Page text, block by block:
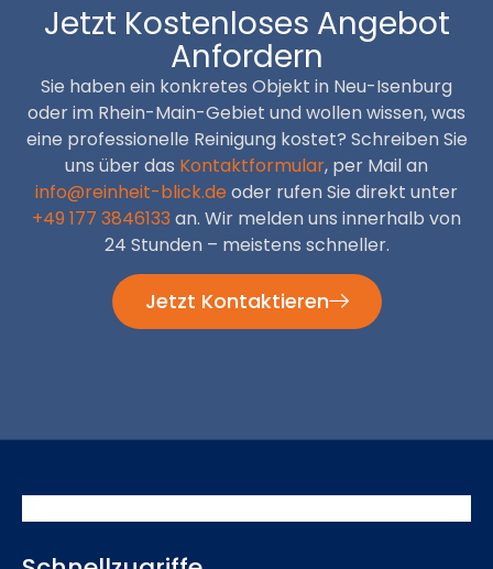
Jetzt Kostenloses Angebot
Anfordern
Sie haben ein konkretes Objekt in Neu-Isenburg
oder im Rhein-Main-Gebiet und wollen wissen, was
eine professionelle Reinigung kostet? Schreiben Sie
uns über das Kontaktformular, per Mail an
info@reinheit-blick.de oder rufen Sie direkt unter
+49 177 3846133 an. Wir melden uns innerhalb von
24 Stunden – meistens schneller.
Jetzt Kontaktieren